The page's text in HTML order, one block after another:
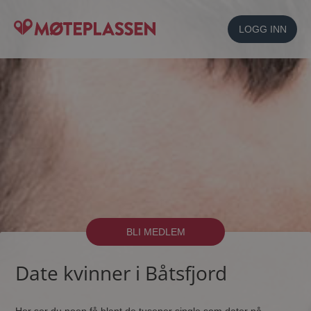
LOGG INN
BLI MEDLEM
Date kvinner i Båtsfjord